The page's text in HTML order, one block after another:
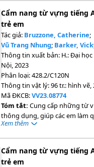
Cẩm nang từ vựng tiếng
trẻ em
Tác giả: Bruzzone, Catherine;
Vũ Trang Nhung; Barker,
Thông tin xuất bản: H.: Đại
Nội, 2023
Phân loại:428.2/C120N
Thông tin vật lý:96 tr.: hình vẽ,
Mã ĐKCB:VV23.08774
Tóm tắt: Cung cấp những từ
thông dụng, giúp các em làm
tiếng Anh thông qua hình ảnh
nhà bếp, chuẩn bị bàn ăn,
các loài chim, du lịch, phương
Xem thêm
Cẩm nang từ vựng tiếng
trẻ em